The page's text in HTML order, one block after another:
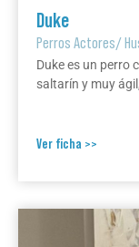
Duke
Perros Actores/
Duke es un perro
saltarín y muy
Ver ficha >>